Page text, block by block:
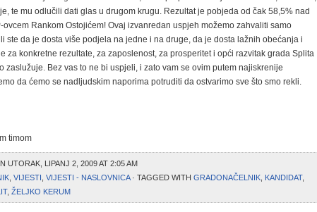
te mu odlučili dati glas u drugom krugu. Rezultat je pobjeda od čak 58,5% nad
Rankom Ostojićem! Ovaj izvanredan uspjeh možemo zahvaliti samo
ste da je dosta više podjela na jedne i na druge, da je dosta lažnih obećanja i
za konkretne rezultate, za zaposlenost, za prosperitet i opći razvitak grada Splita
zaslužuje. Bez vas to ne bi uspjeli, i zato vam se ovim putem najiskrenije
da ćemo se nadljudskim naporima potruditi da ostvarimo sve što smo rekli.
timom
UTORAK, LIPANJ 2, 2009 AT 2:05 AM
VIJESTI VIJESTI - NASLOVNICA· TAGGED WITH GRADONAČELNIK KANDIDAT,
, ŽELJKO KERUM